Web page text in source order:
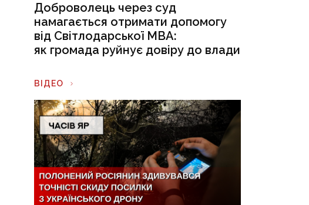
Доброволець через суд
намагається отримати допомогу
від Світлодарської МВА:
як громада руйнує довіру до влади
ВІДЕО